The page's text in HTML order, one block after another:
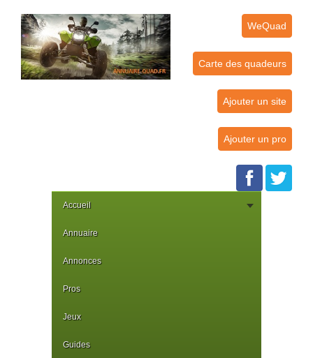
WeQuad
Carte des quadeurs
Ajouter un site
Ajouter un pro
Accueil
Annuaire
Annonces
Pros
Jeux
Guides